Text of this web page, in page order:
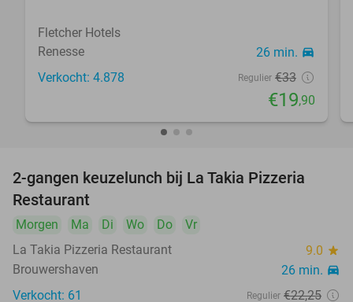
Fletcher Hotels
Renesse
26 min. directions_car
Verkocht: 4.878 Regulier €33
€19,90
2-gangen keuzelunch bij La Takia Pizzeria
Restaurant
Morgen Ma Di Wo Do
Vr
La Takia Pizzeria Restaurant
9.0 star
Brouwershaven 26 min. directions_car
Verkocht: 61 Regulier €22,25